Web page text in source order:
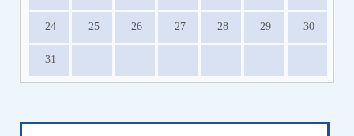
24 25 26 27 28 29 30
31